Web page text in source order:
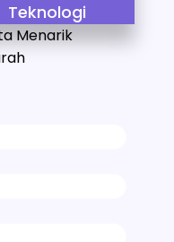
Teknologi
Menarik